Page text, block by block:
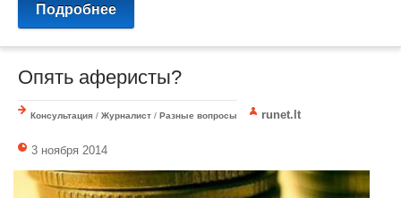
Подробнее
Опять аферисты?
Консультация / Журналист / Разные вопросы runet.lt
3 ноября 2014